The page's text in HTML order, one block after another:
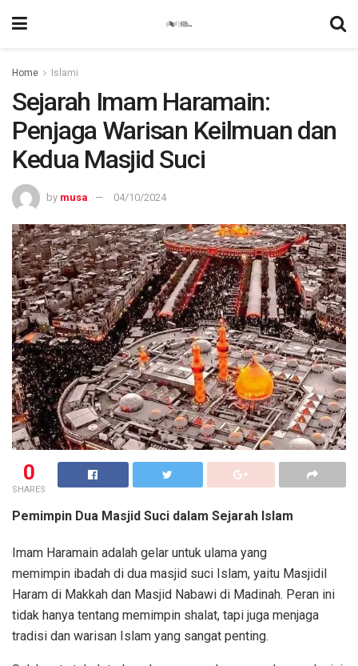
Home Islami
Sejarah Imam Haramain:
Penjaga Warisan Keilmuan dan
Kedua Masjid Suci
by musa 04/10/2024
0
SHARES
Pemimpin Dua Masjid Suci dalam Sejarah Islam
Imam Haramain adalah gelar untuk ulama yang
memimpin ibadah di dua masjid suci Islam, yaitu Masjidil
Haram di Makkah dan Masjid Nabawi di Madinah. Peran ini
tidak hanya tentang memimpin shalat, tapi juga menjaga
tradisi dan warisan Islam yang sangat penting.